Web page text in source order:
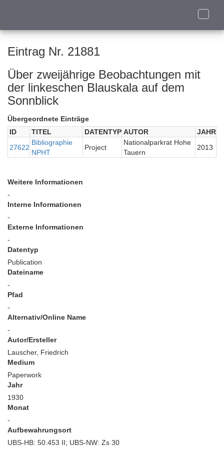
Toggle
Eintrag Nr. 21881
Über zweijährige Beobachtungen mit
der linkeschen Blauskala auf dem
Sonnblick
Übergeordnete Einträge
ID
TITEL DATENTYP AUTOR
JAHR
27622
Bibliographie
NPHT
Project
Nationalparkrat Hohe
Tauern
2013
Weitere Informationen
-
Interne Informationen
-
Externe Informationen
-
Datentyp
Publication
Dateiname
-
Pfad
-
Alternativ/Online Name
-
Autor/Ersteller
Lauscher, Friedrich
Medium
Paperwork
Jahr
1930
Monat
-
Aufbewahrungsort
UBS-HB: 50.453 II; UBS-NW: Zs 30